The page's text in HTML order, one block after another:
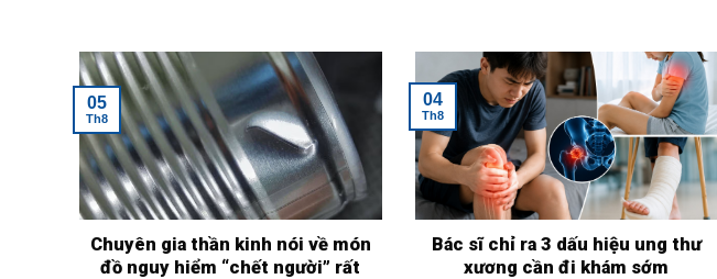
Chuyên gia thần kinh nói về món
đồ nguy hiểm “chết người” rất
05
Th8
Bác sĩ chỉ ra 3 dấu hiệu ung thư
xương cần đi khám sớm
04
Th8